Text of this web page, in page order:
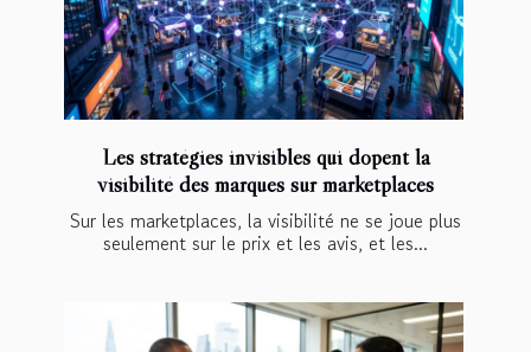
Les stratégies invisibles qui dopent la
visibilité des marques sur marketplaces
Sur les marketplaces, la visibilité ne se joue plus
seulement sur le prix et les avis, et les...